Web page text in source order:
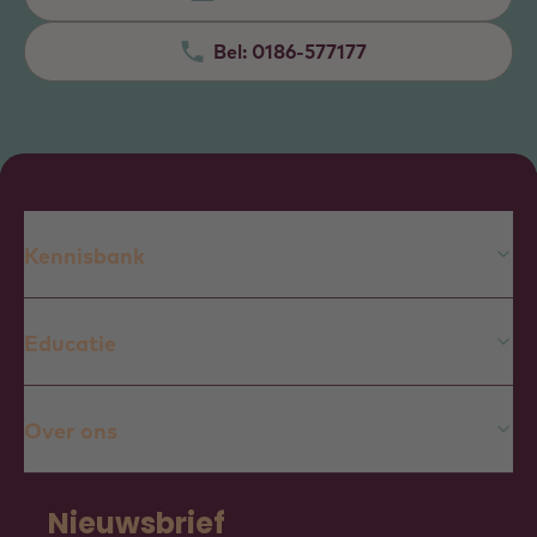
Bel: 0186-577177
Kennisbank
Educatie
Over ons
Nieuwsbrief